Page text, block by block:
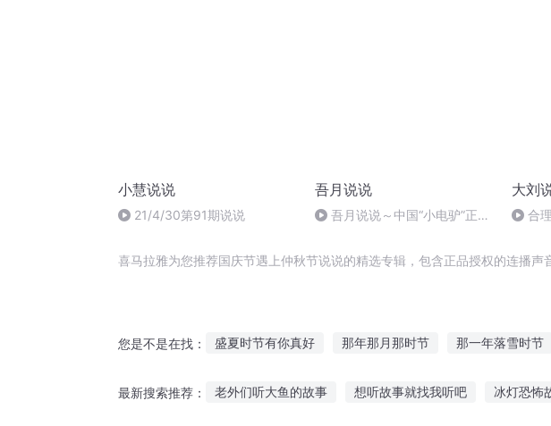
小慧说说
21/4/30第91期说说
吾月说说
吾月说说～中国“小电驴”正在
大刘
合
喜马拉雅为您推荐国庆节遇上仲秋节说说的精选专辑，包含正品授权的连播
您是不是在找： 盛夏时节有你真好 那年那月那时节 那一年落雪时节
最新搜索推荐： 老外们听大鱼的故事 想听故事就找我听吧 冰灯恐怖